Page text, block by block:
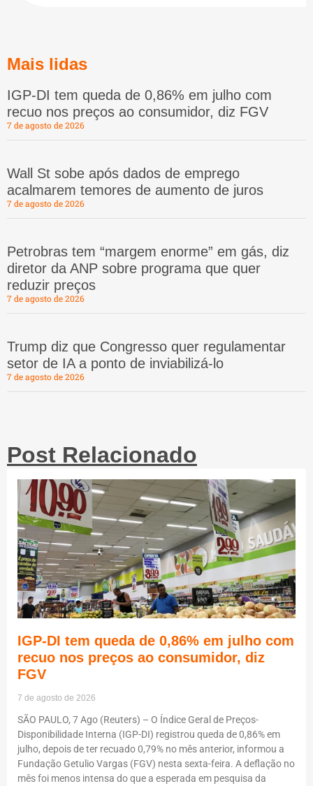
Mais lidas
IGP-DI tem queda de 0,86% em julho com
recuo nos preços ao consumidor, diz FGV
7 de agosto de 2026
Wall St sobe após dados de emprego
acalmarem temores de aumento de juros
7 de agosto de 2026
Petrobras tem “margem enorme” em gás, diz
diretor da ANP sobre programa que quer
reduzir preços
7 de agosto de 2026
Trump diz que Congresso quer regulamentar
setor de IA a ponto de inviabilizá-lo
7 de agosto de 2026
Post Relacionado
IGP-DI tem queda de 0,86% em julho com
recuo nos preços ao consumidor, diz
FGV
7 de agosto de 2026
SÃO PAULO, 7 Ago (Reuters) – O Índice Geral de Preços-
Disponibilidade Interna (IGP-DI) registrou queda de 0,86% em
julho, depois de ter recuado 0,79% no mês anterior, informou a
Fundação Getulio Vargas (FGV) nesta sexta-feira. A deflação no
mês foi menos intensa do que a esperada em pesquisa da